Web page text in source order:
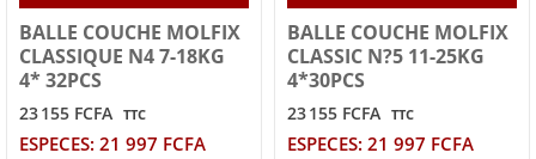
BALLE COUCHE MOLFIX
CLASSIQUE N4 7-18KG
4* 32PCS
23 155 FCFA TTC
ESPECES: 21 997 FCFA
BALLE COUCHE MOLFIX
CLASSIC N?5 11-25KG
4*30PCS
23 155 FCFA TTC
ESPECES: 21 997 FCFA